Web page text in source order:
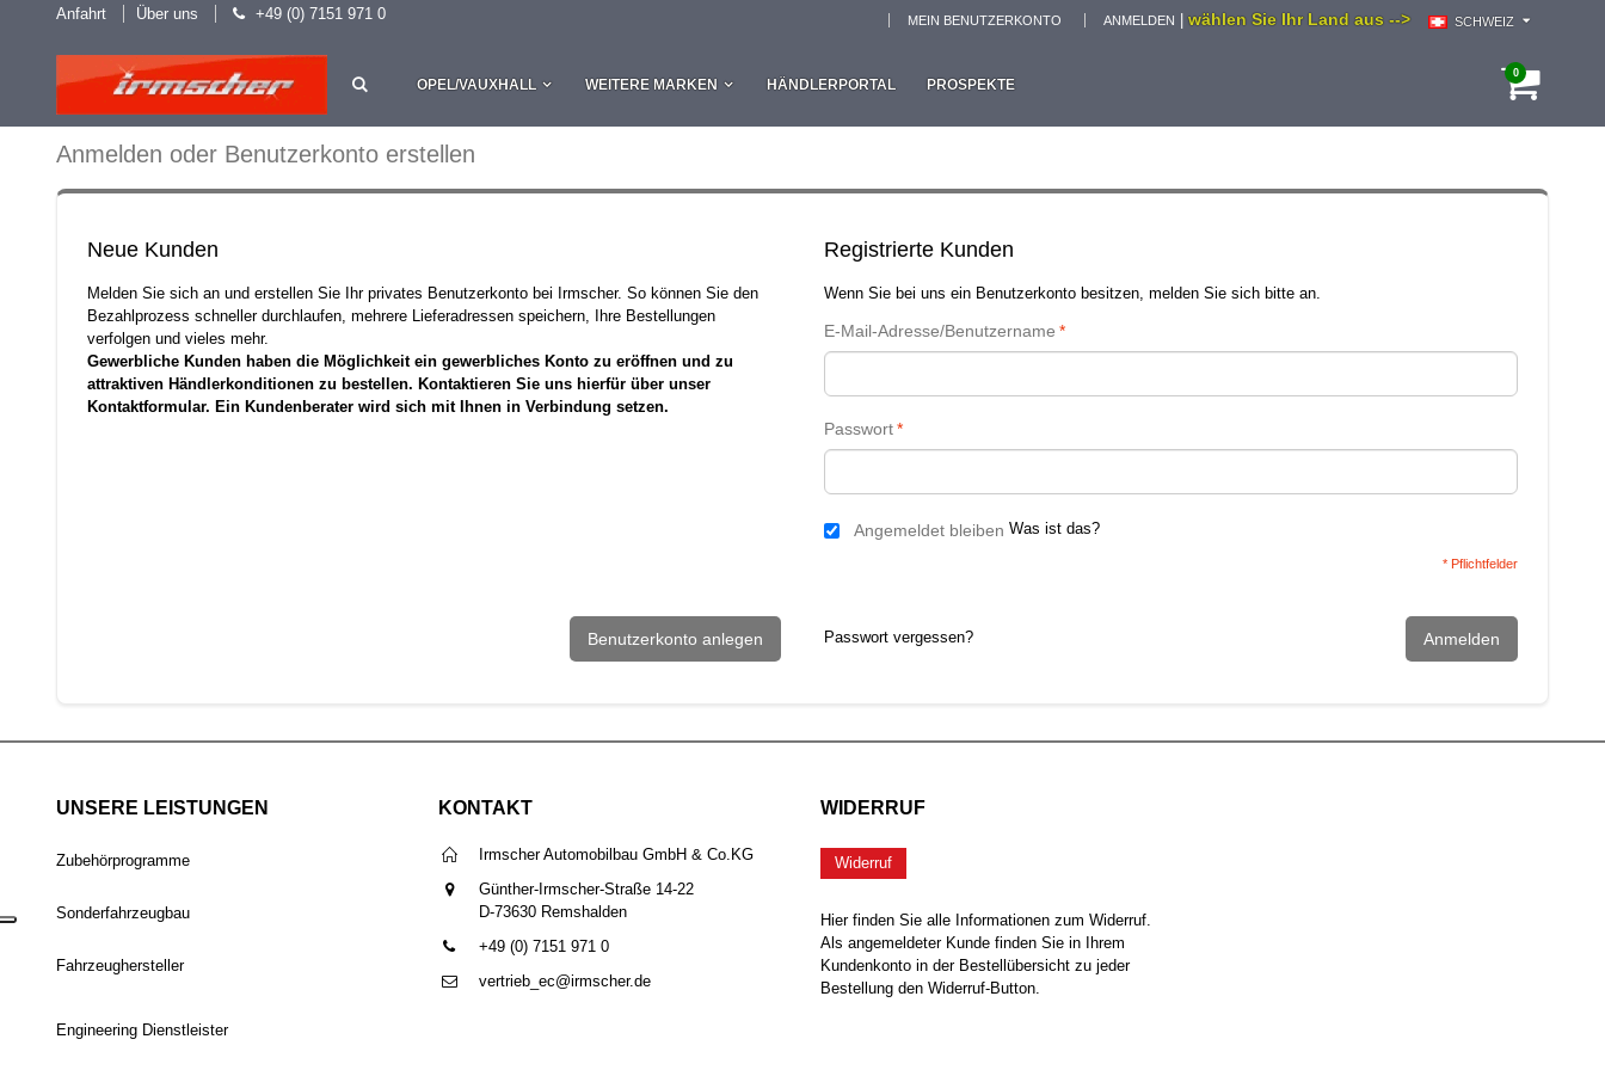
Anfahrt Über uns +49 (0) 7151 971 0 wählen Sie Ihr Land aus --> SCHWEIZ
MEIN BENUTZERKONTO ANMELDEN
0
OPEL/VAUXHALL WEITERE MARKEN HÄNDLERPORTAL PROSPEKTE
Anmelden oder Benutzerkonto erstellen
Neue Kunden
Melden Sie sich an und erstellen Sie Ihr privates Benutzerkonto bei Irmscher. So können Sie den
Bezahlprozess schneller durchlaufen, mehrere Lieferadressen speichern, Ihre Bestellungen
verfolgen und vieles mehr.
Gewerbliche Kunden haben die Möglichkeit ein gewerbliches Konto zu eröffnen und zu
attraktiven Händlerkonditionen zu bestellen. Kontaktieren Sie uns hierfür über unser
Kontaktformular. Ein Kundenberater wird sich mit Ihnen in Verbindung setzen.
Registrierte Kunden
Wenn Sie bei uns ein Benutzerkonto besitzen, melden Sie sich bitte an.
*
E-Mail-Adresse/Benutzername
*
Passwort
Angemeldet bleiben Was ist das?
* Pflichtfelder
Benutzerkonto anlegen Passwort vergessen? Anmelden
UNSERE LEISTUNGEN
Zubehörprogramme
Sonderfahrzeugbau
Fahrzeughersteller
Engineering Dienstleister
KONTAKT
Irmscher Automobilbau GmbH & Co.KG
Günther-Irmscher-Straße 14-22
D-73630 Remshalden
+49 (0) 7151 971 0
vertrieb_ec@irmscher.de
WIDERRUF
Widerruf
Hier finden Sie alle Informationen zum Widerruf.
Als angemeldeter Kunde finden Sie in Ihrem
Kundenkonto in der Bestellübersicht zu jeder
Bestellung den Widerruf-Button.